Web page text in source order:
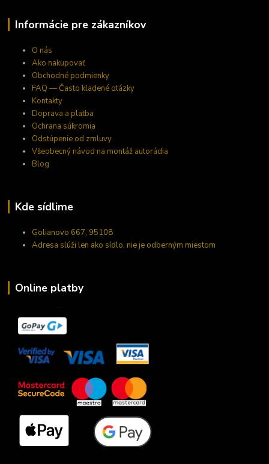
Informácie pre zákazníkov
O nás
Ako nakupovať
Obchodné podmienky
FAQ — Často kladené otázky
Kontakty
Doprava a platba
Ochrana súkromia
Odstúpenie od zmluvy
Všeobecný návod na montáž autorádia
Blog
Kde sídlime
Golianovo 667, 95108
Adresa slúži len ako sídlo, nie je odberným miestom
Online platby